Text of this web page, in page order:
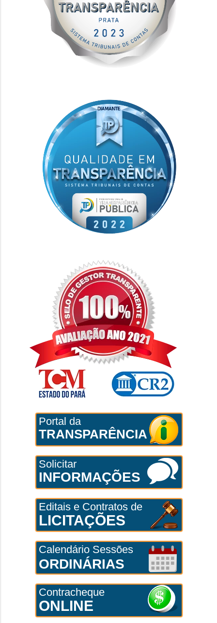
Portal da
TRANSPARÊNCIA
Solicitar
INFORMAÇÕES
Editais e Contratos de
LICITAÇÕES
Calendário Sessões
ORDINÁRIAS
Contracheque
ONLINE